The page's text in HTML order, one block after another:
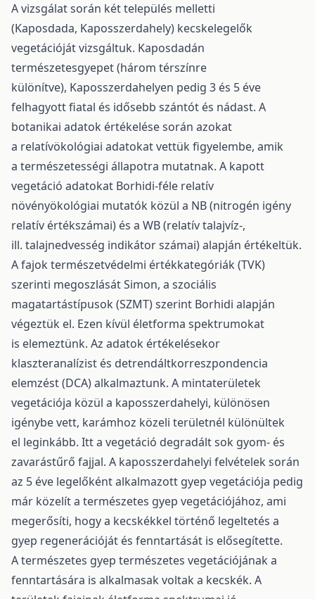
A vizsgálat során két település melletti
(Kaposdada, Kaposszerdahely) kecskelegelők
vegetációját vizsgáltuk. Kaposdadán
természetesgyepet (három térszínre
különítve), Kaposszerdahelyen pedig 3 és 5 éve
felhagyott fiatal és idősebb szántót és nádast. A
botanikai adatok értékelése során azokat
a relatívökológiai adatokat vettük figyelembe, amik
a természetességi állapotra mutatnak. A kapott
vegetáció adatokat Borhidi-féle relatív
növényökológiai mutatók közül a NB (nitrogén igény
relatív értékszámai) és a WB (relatív talajvíz-,
ill. talajnedvesség indikátor számai) alapján értékeltük.
A fajok természetvédelmi értékkategóriák (TVK)
szerinti megoszlását Simon, a szociális
magatartástípusok (SZMT) szerint Borhidi alapján
végeztük el. Ezen kívül életforma spektrumokat
is elemeztünk. Az adatok értékelésekor
klaszteranalízist és detrendáltkorreszpondencia
elemzést (DCA) alkalmaztunk. A mintaterületek
vegetációja közül a kaposszerdahelyi, különösen
igénybe vett, karámhoz közeli területnél különültek
el leginkább. Itt a vegetáció degradált sok gyom- és
zavarástűrő fajjal. A kaposszerdahelyi felvételek során
az 5 éve legelőként alkalmazott gyep vegetációja pedig
már közelít a természetes gyep vegetációjához, ami
megerősíti, hogy a kecskékkel történő legeltetés a
gyep regenerációját és fenntartását is elősegítette.
A természetes gyep természetes vegetációjának a
fenntartására is alkalmasak voltak a kecskék. A